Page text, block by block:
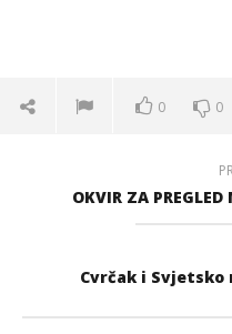
0 0
OKVIR ZA
Cvrčak i